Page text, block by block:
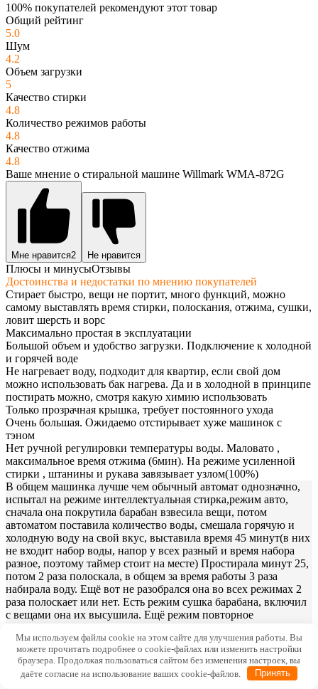
100% покупателей рекомендуют этот товар
Общий рейтинг
5.0
Шум
4.2
Объем загрузки
5
Качество стирки
4.8
Количество режимов работы
4.8
Качество отжима
4.8
Ваше мнение о стиральной машине Willmark WMA-872G
Мне нравится2 Не нравится
Плюсы и минусыОтзывы
Достоинства и недостатки по мнению покупателей
Стирает быстро, вещи не портит, много функций, можно
самому выставлять время стирки, полоскания, отжима, сушки,
ловит шерсть и ворс
Максимально простая в эксплуатации
Большой объем и удобство загрузки. Подключение к холодной
и горячей воде
Не нагревает воду, подходит для квартир, если свой дом
можно использовать бак нагрева. Да и в холодной в принципе
постирать можно, смотря какую химию использовать
Только прозрачная крышка, требует постоянного ухода
Очень большая. Ожидаемо отстирывает хуже машинок с
тэном
Нет ручной регулировки температуры воды. Маловато ,
максимальное время отжима (6мин). На режиме усиленной
стирки , штанины и рукава завязывает узлом(100%)
В общем машинка лучше чем обычный автомат однозначно,
испытал на режиме интеллектуальная стирка,режим авто,
сначала она покрутила барабан взвесила вещи, потом
автоматом поставила количество воды, смешала горячую и
холодную воду на свой вкус, выставила время 45 минут(в них
не входит набор воды, напор у всех разный и время набора
разное, поэтому таймер стоит на месте) Простирала минут 25,
потом 2 раза полоскала, в общем за время работы 3 раза
набирала воду. Ещё вот не разобрался она во всех режимах 2
раза полоскает или нет. Есть режим сушка барабана, включил
с вещами она их высушила. Ещё режим повторное
полоскания белья сохраняет воду, вытаскиваем вещи
закидываем новую партию белья и стираем в этой воде после
полоскания. Для экономии походу. А потом закидывать
отжимать наверное первую партию после второй стирки. В
Мы используем файлы cookie на этом сайте для улучшения работы. Вы
можете прочитать подробнее о cookie-файлах или изменить настройки
браузера. Продолжая пользоваться сайтом без изменения настроек, вы
даёте согласие на использование ваших cookie-файлов.
Принять